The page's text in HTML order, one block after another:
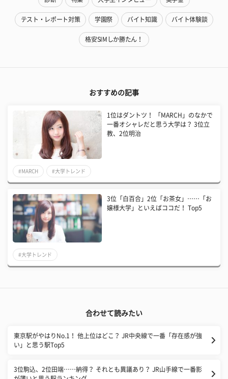
テスト・レポート対策 学園祭 バイト知識 バイト体験談
格安SIMしか勝たん！
おすすめの記事
1位はダントツ！ 「MARCH」のなかで
一番オシャレだと思う大学は？ 3位立
教、2位明治
#MARCH #大学トレンド
3位「白百合」2位「お茶女」……「お
嬢様大学」といえばココだ！ Top5
#大学トレンド
合わせて読みたい
東京駅がやはりNo.1！ 他上位はどこ？ JR中央線で一番「存在感が強
い」と思う駅Top5
3位駒込、2位田端……納得？ それとも異議あり？ JR山手線で一番影